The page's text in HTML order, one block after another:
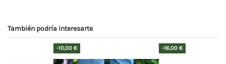
También podría interesarte
-16,00 €